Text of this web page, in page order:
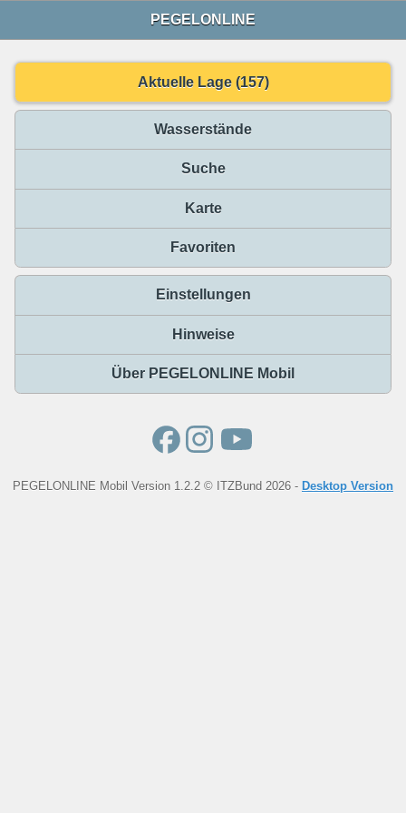
PEGELONLINE
Aktuelle Lage (157)
Wasserstände
Suche
Karte
Favoriten
Einstellungen
Hinweise
Über PEGELONLINE Mobil
PEGELONLINE Mobil Version 1.2.2 © ITZBund 2026 - Desktop Version